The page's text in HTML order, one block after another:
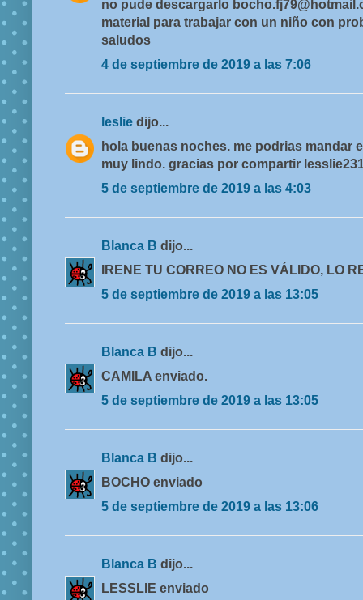
no pude descargarlo
material para trabajar con un niño con
saludos
4 de septiembre de 2019 a las 7:06
leslie dijo...
hola buenas noches. me podrias mandar
muy lindo. gracias por compartir
5 de septiembre de 2019 a las 4:03
Blanca B dijo...
IRENE TU CORREO NO ES VÁLIDO, LO
5 de septiembre de 2019 a las 13:05
Blanca B dijo...
CAMILA enviado.
5 de septiembre de 2019 a las 13:05
Blanca B dijo...
BOCHO enviado
5 de septiembre de 2019 a las 13:06
Blanca B dijo...
LESSLIE enviado